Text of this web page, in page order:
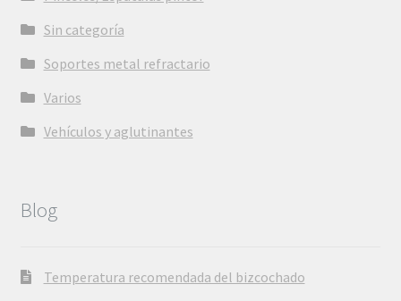
Sin categoría
Soportes metal refractario
Varios
Vehículos y aglutinantes
Blog
Temperatura recomendada del bizcochado